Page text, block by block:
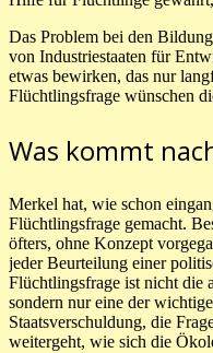
Das Problem bei den
von Industriestaaten für
etwas bewirken, das nur
Flüchtlingsfrage wünschen
Was kommt
Merkel hat, wie schon
Flüchtlingsfrage gemacht.
öfters, ohne Konzept
jeder Beurteilung einer
Flüchtlingsfrage ist nicht die
sondern nur eine der
Staatsverschuldung, die
weitergeht, wie sich die